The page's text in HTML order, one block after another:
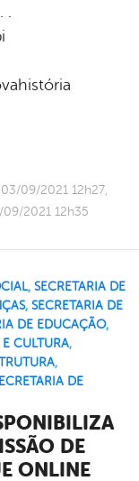
09/2021 12h27,
2021 12h35
, SECRETARIA DE
, SECRETARIA DE
DE EDUCAÇÃO,
E CULTURA,
,
DE
DE
ONLINE